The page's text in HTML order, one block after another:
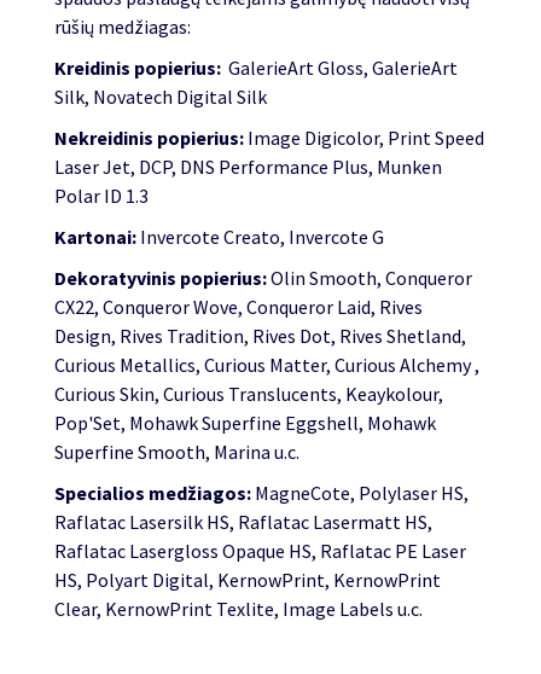
rūšių medžiagas:
Kreidinis popierius: GalerieArt Gloss, GalerieArt
Silk, Novatech Digital Silk
Nekreidinis popierius: Image Digicolor, Print Speed
Laser Jet, DCP, DNS Performance Plus, Munken
Polar ID 1.3
Kartonai: Invercote Creato, Invercote G
Dekoratyvinis popierius:Olin Smooth, Conqueror
CX22, Conqueror Wove, Conqueror Laid, Rives
Design, Rives Tradition, Rives Dot, Rives Shetland,
Curious Metallics, Curious Matter, Curious Alchemy ,
Curious Skin, Curious Translucents, Keaykolour,
Pop'Set, Mohawk Superfine Eggshell, Mohawk
Superfine Smooth, Marina u.c.
Specialios medžiagos: MagneCote, Polylaser HS,
Raflatac Lasersilk HS, Raflatac Lasermatt HS,
Raflatac Lasergloss Opaque HS, Raflatac PE Laser
HS, Polyart Digital, KernowPrint, KernowPrint
Clear, KernowPrint Texlite, Image Labels u.c.